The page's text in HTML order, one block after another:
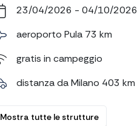
23/04/2026 - 04/10/2026
aeroporto Pula 73 km
gratis in campeggio
distanza da Milano 403 km
Mostra tutte le strutture